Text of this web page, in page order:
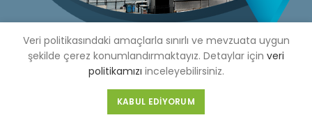
Copyright © 2020 Çetinkaya Pano |Çetinkaya Pano Fiyat
Veri politikasındaki amaçlarla sınırlı ve mevzuata uygun
şekilde çerez konumlandırmaktayız. Detaylar için veri
politikamızı inceleyebilirsiniz.
KABUL EDIYORUM